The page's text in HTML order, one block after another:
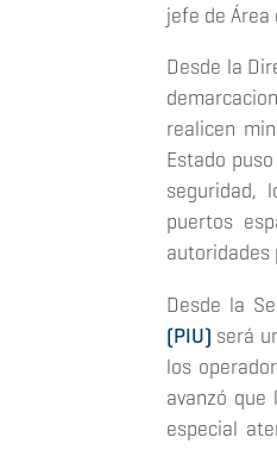
jefe de Área
Desde la
realicen
Estado
seguridad,
puertos
autoridades
Desde la
(PIU) será
los
avanzó
especial